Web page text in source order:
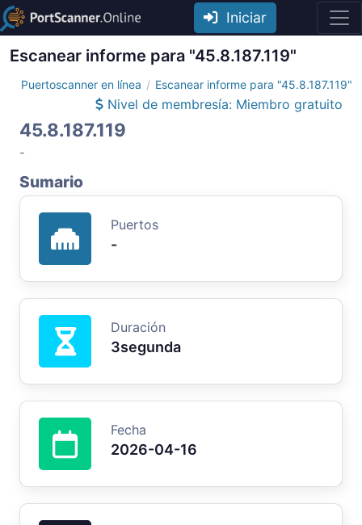
Iniciar
Escanear informe para "45.8.187.119"
Puertoscanner en línea Escanear informe para "45.8.187.119"
Nivel de membresía: Miembro gratuito
45.8.187.119
-
Sumario
Puertos
-
Duración
3segunda
Fecha
2026-04-16